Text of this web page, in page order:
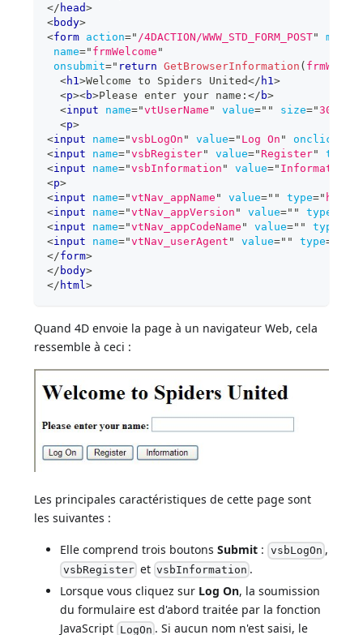
</ head>
<body>
<form action=" /4DACTION/WWW_STD_FORM_POST"
name=" frmWelcome "
onsubmit=" return GetBrowserInformation (
<h1>Welcome to Spiders United</ h1>
<p><b>Please enter your name:</ b>
<input name="vtUserName " value=" " size="30
<p>
<input name="vsbLogOn " value=" Log On " onclick
<input name="vsbRegister" value=" Register" type
<input name="vsbInformation " value=" Information
<p>
<input name="vtNav_appName " value=" " type="
<input name="vtNav_appVersion " value=" " type
<input name="vtNav_appCodeName " value=" " type
<input name="vtNav_userAgent " value=" " type=
</form>
</ body>
</ html>
Quand 4D envoie la page à un navigateur Web, cela
ressemble à ceci :
Les principales caractéristiques de cette page sont
les suivantes :
Elle comprend trois boutonsSubmit : vsbLogOn ,
vsbRegister et vsbInformation .
Lorsque vous cliquez sur Log On, la soumission
du formulaire est d'abord traitée par la fonction
JavaScript LogOn . Si aucun nom n'est saisi, le